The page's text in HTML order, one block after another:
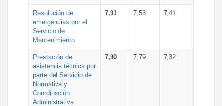
Resolución de
emergencias por el
Servicio de
Mantenimiento
7,91 7,53 7,41
Prestación de
asistencia técnica por
parte del Servicio de
Normativa y
Coordinación
Administrativa
7,90 7,79 7,32